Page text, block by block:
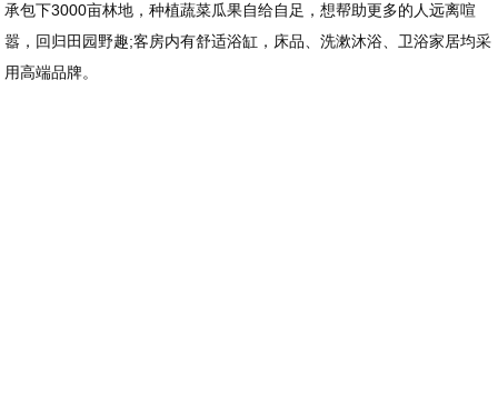
承包下3000亩林地，种植蔬菜瓜果自给自足，想帮助更多的人远离喧
嚣，回归田园野趣;客房内有舒适浴缸，床品、洗漱沐浴、卫浴家居均采
用高端品牌。